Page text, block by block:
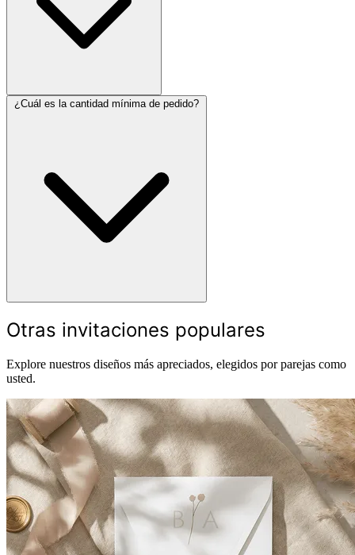
¿Cuál es la cantidad mínima de pedido?
Otras invitaciones populares
Explore nuestros diseños más apreciados, elegidos por parejas como
usted.